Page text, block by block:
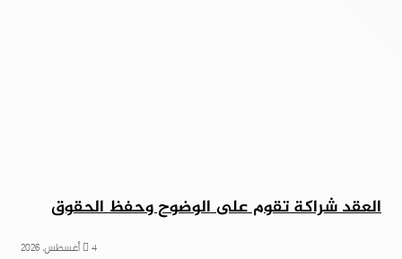
العقد شراكة تقوم على الوضوح وحفظ الحقوق
4 أغسطس، 2026